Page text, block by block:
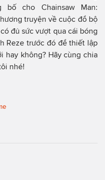
bố cho Chainsaw Man:
truyện về cuộc đổ bộ
đủ sức vượt qua cái bóng
Reze trước đó để thiết lập
hay không? Hãy cùng chia
nhé!